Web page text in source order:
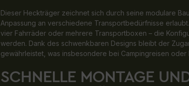
Dieser Heckträger zeichnet sich durch seine modulare
Anpassung an verschiedene Transportbedürfnisse
vier Fahrräder oder mehrere Transportboxen – die
werden. Dank des schwenkbaren Designs bleibt der
gewährleistet, was insbesondere bei Campingreisen
SCHNELLE MONTAGE